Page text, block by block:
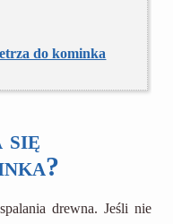
do kominka
się
drewna. Jeśli nie